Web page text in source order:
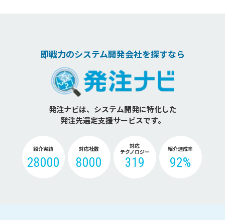
即戦力のシステム開発会社を探すなら
発注ナビは、システム開発に特化した
発注先選定支援サービスです。
紹介実績
28000
対応社数
8000
対応
テクノロジー
319
紹介達成率
92%